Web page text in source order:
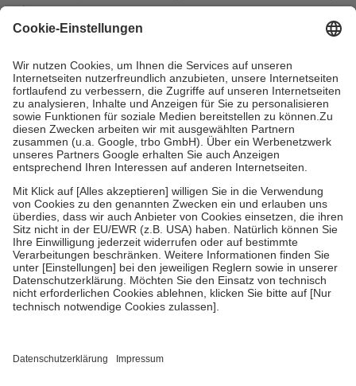
mit.
Grundsätzlich leisten Mitglieder Zuzahlungen in Höhe von zehn
höchstens zehn Euro.
Es sind jedoch nie mehr als die tatsächlichen
Kosten der Leistung zu entrichten.
Diese Regeln gelten grundsätzlich auch für Online-Apotheken.
Bei Heilmitteln und häuslicher Krankenpflege beträgt die
Zuzahlung zehn Prozent der Kosten sowie zehn Euro je
Verordnung.
Um das Engagement der Versicherten für ihre eigene Gesundheit zu
stärken und die besondere Stellung der Familie zu unterstützen,
fallenkeine Zuzahlungenan bei:
• Kindern und Jugendlichen bis zum vollendeten 18. Lebensjahr
mit Ausnahme der Fahrkosten
• Untersuchungen zur Vorsorge und Früherkennung, die von der
GKV getragen werden
• empfohlenen Schutzimpfungen
• Harn- und Blutteststreifen
getroffen, um sicherzustellen, dass es sich um echte Bewertungen